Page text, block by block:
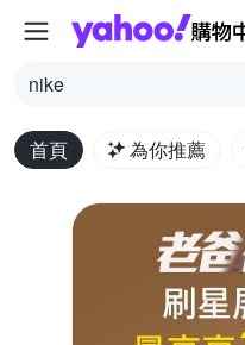
nike
首頁 為你推薦